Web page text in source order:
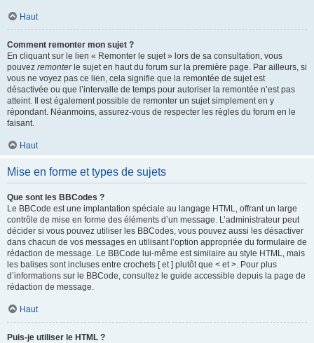
Haut
Comment remonter mon sujet ?
En cliquant sur le lien « Remonter le sujet » lors de sa consultation, vous
pouvez remonterle sujet en haut du forum sur la première page. Par ailleurs, si
vous ne voyez pas ce lien, cela signifie que la remontée de sujet est
désactivée ou que l’intervalle de temps pour autoriser la remontée n’est pas
atteint. Il est également possible de remonter un sujet simplement en y
répondant. Néanmoins, assurez-vous de respecter les règles du forum en le
faisant.
Haut
Mise en forme et types de sujets
Que sont les BBCodes ?
Le BBCode est une implantation spéciale au langage HTML, offrant un large
contrôle de mise en forme des éléments d’un message. L’administrateur peut
décider si vous pouvez utiliser les BBCodes, vous pouvez aussi les désactiver
dans chacun de vos messages en utilisant l’option appropriée du formulaire de
rédaction de message. Le BBCode lui-même est similaire au style HTML, mais
les balises sont incluses entre crochets [ et ] plutôt que < et >. Pour plus
d’informations sur le BBCode, consultez le guide accessible depuis la page de
rédaction de message.
Haut
Puis-je utiliser le HTML ?